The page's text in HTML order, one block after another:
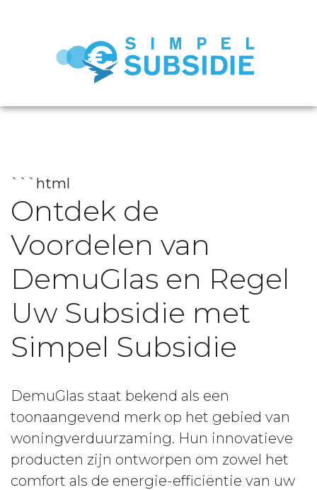
```html
Ontdek de
Voordelen van
DemuGlas en Regel
Uw Subsidie met
Simpel Subsidie
DemuGlas staat bekend als een
toonaangevend merk op het gebied van
woningverduurzaming. Hun innovatieve
producten zijn ontworpen om zowel het
comfort als de energie-efficiëntie van uw